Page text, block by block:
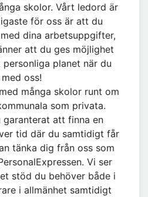
skolor. Vårt ledord är
för oss är att du
dina arbetsuppgifter,
att du ges möjlighet
planet när du
oss!
många skolor runt om
som privata.
garanterat att finna en
tid där du samtidigt får
tänka dig från oss som
Vi ser
stöd du behöver både i
i allmänhet samtidigt